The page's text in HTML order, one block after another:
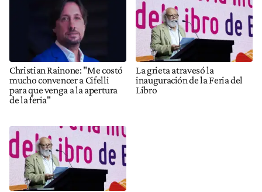
Christian Rainone: "Me costó
mucho convencer a Cifelli
para que venga a la apertura
de la feria"
La grieta atravesó la
inauguración de la Feria del
Libro